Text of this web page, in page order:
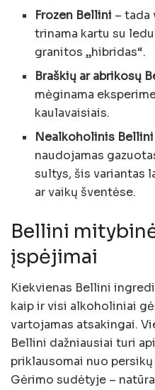
Frozen Bellini – tada
trinama kartu su
granitos „hibridas“.
Braškių ar abrikosų
mėginama
kaulavaisiais.
Nealkoholinis Bellini
naudojamas
sultys, šis variantas
ar vaikų šventėse.
Bellini
įspėjimai
Kiekvienas Bellini
kaip ir visi alkoholiniai
vartojamas atsakingai.
Bellini dažniausiai turi
priklausomai nuo
Gėrimo sudėtyje –